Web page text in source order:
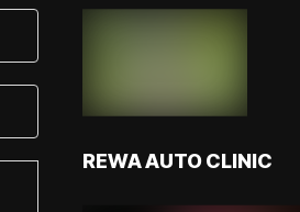
REWA AUTO CLINIC